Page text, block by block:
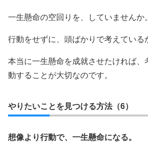
一生懸命の空回りを、していませんか。
行動をせずに、頭ばかりで考えている
本当に一生懸命を成就させたければ、
動することが大切なのです。
やりたいことを見つける方法（6）
想像より行動で、一生懸命になる。